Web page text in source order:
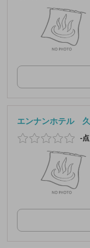
エンナンホテル
-点